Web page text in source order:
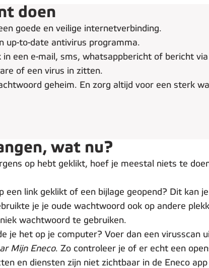
doen
goede en veilige internetverbinding.
up-to-date antivirus programma.
in een e-mail, sms, whatsappbericht of bericht
of een virus in zitten.
geheim. En zorg altijd voor een sterk
wat nu?
op hebt geklikt, hoef je meestal niets te
een link geklikt of een bijlage geopend? Dit kan
je je oude wachtwoord ook op andere
wachtwoord te gebruiken.
je het op je computer? Voer dan een virusscan
Mijn Eneco. Zo controleer je of er echt een
en diensten zijn niet zichtbaar in de Eneco